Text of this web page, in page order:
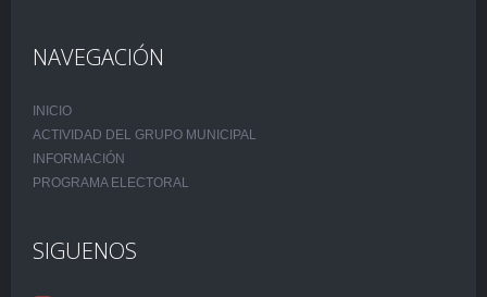
NAVEGACIÓN
INICIO
ACTIVIDAD DEL GRUPO MUNICIPAL
INFORMACIÓN
PROGRAMA ELECTORAL
SIGUENOS